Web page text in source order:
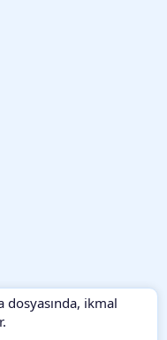
dosyasında, ikmal